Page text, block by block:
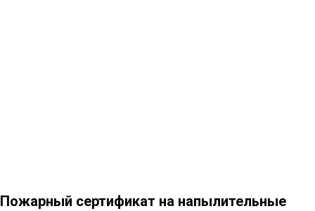
Пожарный сертификат на напылительные